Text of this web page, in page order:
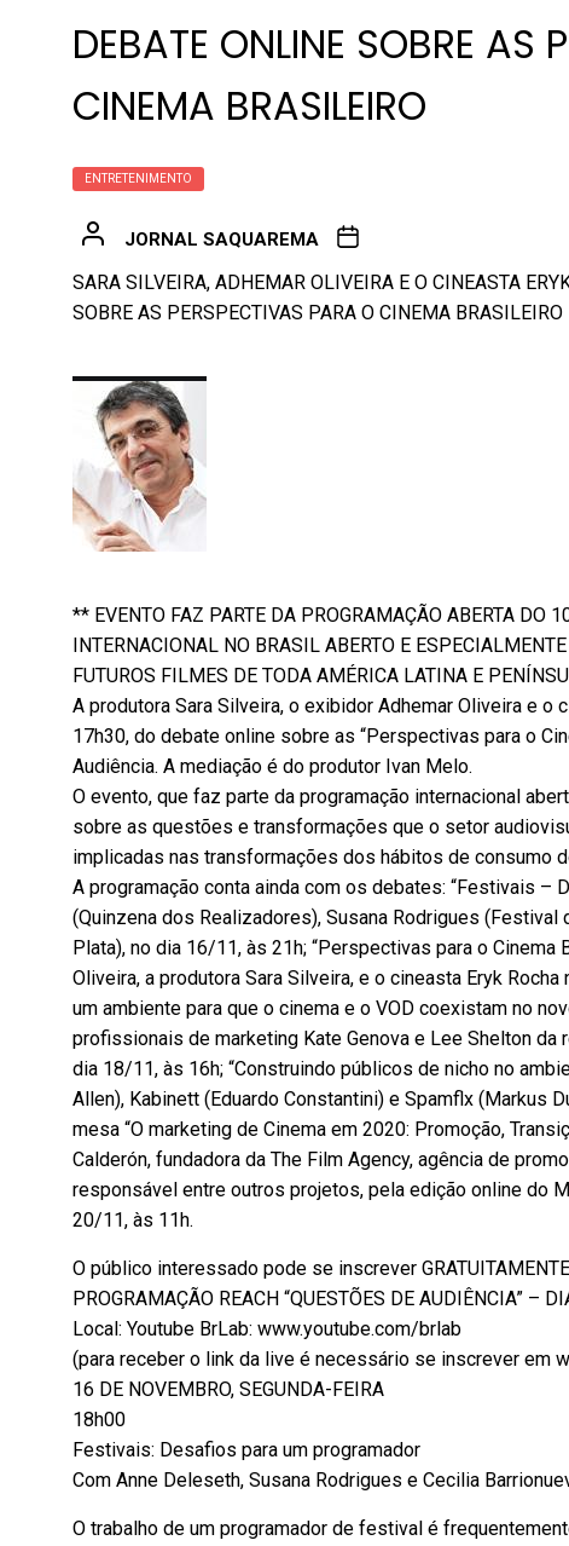
DEBATE ONLINE SOBRE AS
CINEMA BRASILEIRO
ENTRETENIMENTO
JORNAL SAQUAREMA
SARA SILVEIRA, ADHEMAR OLIVEIRA E O CINEASTA
SOBRE AS PERSPECTIVAS PARA O CINEMA BRASILEIRO
** EVENTO FAZ PARTE DA PROGRAMAÇÃO ABERTA DO
INTERNACIONAL NO BRASIL ABERTO E
FUTUROS FILMES DE TODA AMÉRICA LATINA E
A produtora Sara Silveira, o exibidor Adhemar Oliveira e o
17h30, do debate online sobre as “Perspectivas para o
Audiência. A mediação é do produtor Ivan Melo.
O evento, que faz parte da programação internacional
sobre as questões e transformações que o setor
implicadas nas transformações dos hábitos de consumo
A programação conta ainda com os debates: “Festivais –
(Quinzena dos Realizadores), Susana Rodrigues
Plata), no dia 16/11, às 21h; “Perspectivas para o
Oliveira, a produtora Sara Silveira, e o cineasta Eryk
um ambiente para que o cinema e o VOD coexistam no
profissionais de marketing Kate Genova e Lee Shelton
dia 18/11, às 16h; “Construindo públicos de nicho no
Allen), Kabinett (Eduardo Constantini) e Spamflx (Markus
mesa “O marketing de Cinema em 2020: Promoção,
Calderón, fundadora da The Film Agency, agência de
responsável entre outros projetos, pela edição online do
20/11, às 11h.
O público interessado pode se inscrever
PROGRAMAÇÃO REACH “QUESTÕES DE AUDIÊNCIA” –
Local: Youtube BrLab: www.youtube.com/brlab
(para receber o link da live é necessário se inscrever em
16 DE NOVEMBRO, SEGUNDA-FEIRA
18h00
Festivais: Desafios para um programador
Com Anne Deleseth, Susana Rodrigues e Cecilia
O trabalho de um programador de festival é